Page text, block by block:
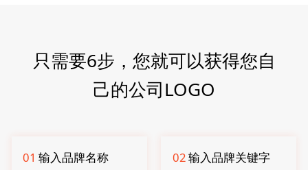
只需要6步，您就可以获得您自
己的公司LOGO
01 输入品牌名称 02输入品牌关键字